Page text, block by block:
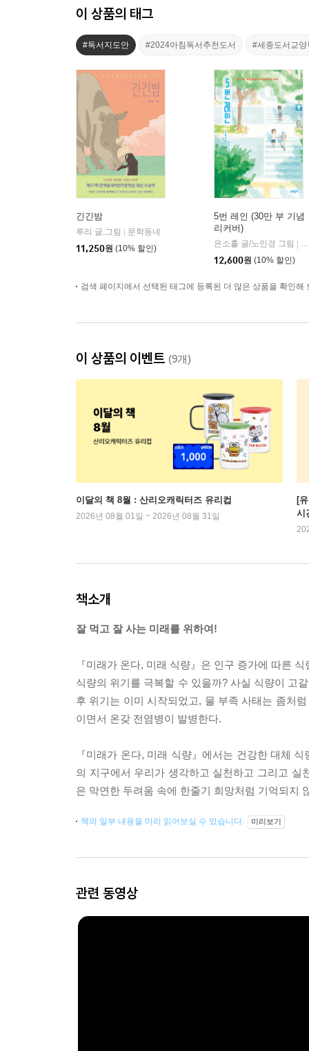
이 상품의 태그
#독서지도안 #2024아침독서추천도서 #세종도서교
긴긴밤
루리 글,그림
문학동네
11,250원 (10% 할인)
5번 레인 (30만 부 기념
리커버)
은소홀 글/노인경 그림
12,600원 (10% 할인)
검색 페이지에서 선택된 태그에 등록된 더 많은 상품을 확인해
이 상품의 이벤트 (9개)
이달의 책 8월 : 산리오캐릭터즈 유리컵
2026년 08월 01일 ~ 2026년 08월 31일
[
시
책소개
잘 먹고 잘 사는 미래를 위하여!
『미래가 온다, 미래 식량』은 인구 증가에 따른
식량의 위기를 극복할 수 있을까? 사실 식량이 고
후 위기는 이미 시작되었고, 물 부족 사태는 좀처
이면서 온갖 전염병이 발병한다.
『미래가 온다, 미래 식량』에서는 건강한 대체
의 지구에서 우리가 생각하고 실천하고 그리고
은 막연한 두려움 속에 한줄기 희망처럼 기억되지
책의 일부 내용을 미리 읽어보실 수 있습니다. 미리보기
관련 동영상